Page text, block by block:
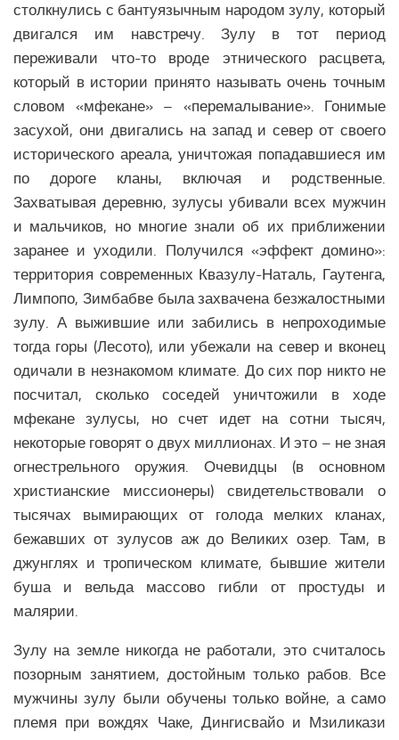
столкнулись с бантуязычным народом зулу, который
двигался им навстречу. Зулу в тот период
переживали что-то вроде этнического расцвета,
который в истории принято называть очень точным
словом «мфекане» – «перемалывание». Гонимые
засухой, они двигались на запад и север от своего
исторического ареала, уничтожая попадавшиеся им
по дороге кланы, включая и родственные.
Захватывая деревню, зулусы убивали всех мужчин
и мальчиков, но многие знали об их приближении
заранее и уходили. Получился «эффект домино»:
территория современных Квазулу-Наталь, Гаутенга,
Лимпопо, Зимбабве была захвачена безжалостными
зулу. А выжившие или забились в непроходимые
тогда горы (Лесото), или убежали на север и вконец
одичали в незнакомом климате. До сих пор никто не
посчитал, сколько соседей уничтожили в ходе
мфекане зулусы, но счет идет на сотни тысяч,
некоторые говорят о двух миллионах. И это – не зная
огнестрельного оружия. Очевидцы (в основном
христианские миссионеры) свидетельствовали о
тысячах вымирающих от голода мелких кланах,
бежавших от зулусов аж до Великих озер. Там, в
джунглях и тропическом климате, бывшие жители
буша и вельда массово гибли от простуды и
малярии.
Зулу на земле никогда не работали, это считалось
позорным занятием, достойным только рабов. Все
мужчины зулу были обучены только войне, а само
племя при вождях Чаке, Дингисвайо и Мзиликази